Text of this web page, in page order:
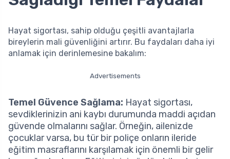
Hayat sigortası, sahip olduğu çeşitli avantajlarla
bireylerin mali güvenliğini artırır. Bu faydaları daha iyi
anlamak için derinlemesine bakalım:
Advertisements
Temel Güvence Sağlama: Hayat sigortası,
sevdiklerinizin ani kaybı durumunda maddi açıdan
güvende olmalarını sağlar. Örneğin, ailenizde
çocuklar varsa, bu tür bir poliçe onların ileride
eğitim masraflarını karşılamak için önemli bir gelir